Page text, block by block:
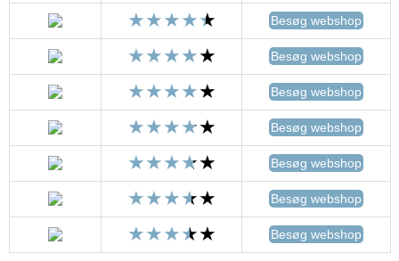
Besøg webshop
Besøg webshop
Besøg webshop
Besøg webshop
Besøg webshop
Besøg webshop
Besøg webshop